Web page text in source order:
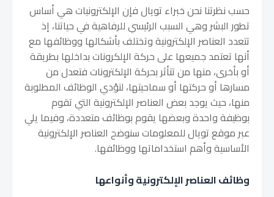
حسب نظرتنا نحن خبراء تويال فإن الإلكترونيات هي أساس
تطور البشر وهي السبب الرئيسي للرفاهية في حياتنا، إذ
تتعدد العناصر الإلكترونية وتختلف بأشكالها ووظائفها مع
أنها تعتمد جميعها على حركة الإلكرونات بداخلها بطريقة
أو بأخرى، منها من تتأثر بحركة الإلكترونات فتعدل من
مسارها أو حركتها أو سماحيتها، لتؤدي الوظائف المطلوبة
منها، حيث يوجد بعض العناصر الإلكترونية التي تقوم
بوظيفة واحدة وبعضها يقوم بوظائف متعددة، وفيما يلي
عبر موقع تويال للمعلومات سنوضح العناصر الإلكترونية
الأساسية وأهم استخداماتها ووظائفها.
وظائف العناصر الإلكترونية وأنواعها